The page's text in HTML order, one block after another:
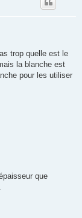
trop quelle est le
la blanche est
pour les utiliser
que